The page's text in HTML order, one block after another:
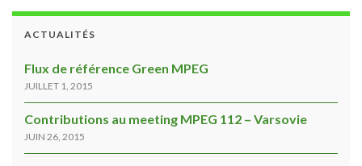
ACTUALITÉS
Flux de référence Green MPEG
JUILLET 1, 2015
Contributions au meeting MPEG 112 – Varsovie
JUIN 26, 2015